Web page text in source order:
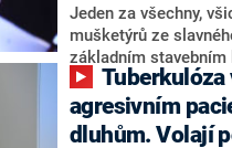
Jeden za všechny,
mušketýrů ze
základním
aliance. Společná
ukotvuje často
Jana Černochová
agresivním
dluhům. Volají